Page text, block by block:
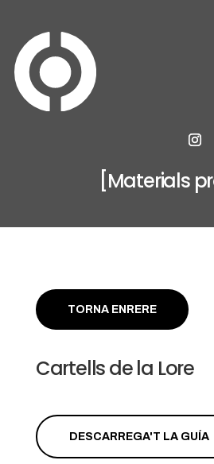
[Materials
TORNA ENRERE
Cartells de la Lore
DESCARREGA'T LA GUÍA